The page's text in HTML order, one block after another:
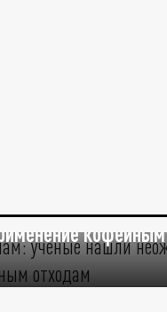
учёные нашли
кофейным